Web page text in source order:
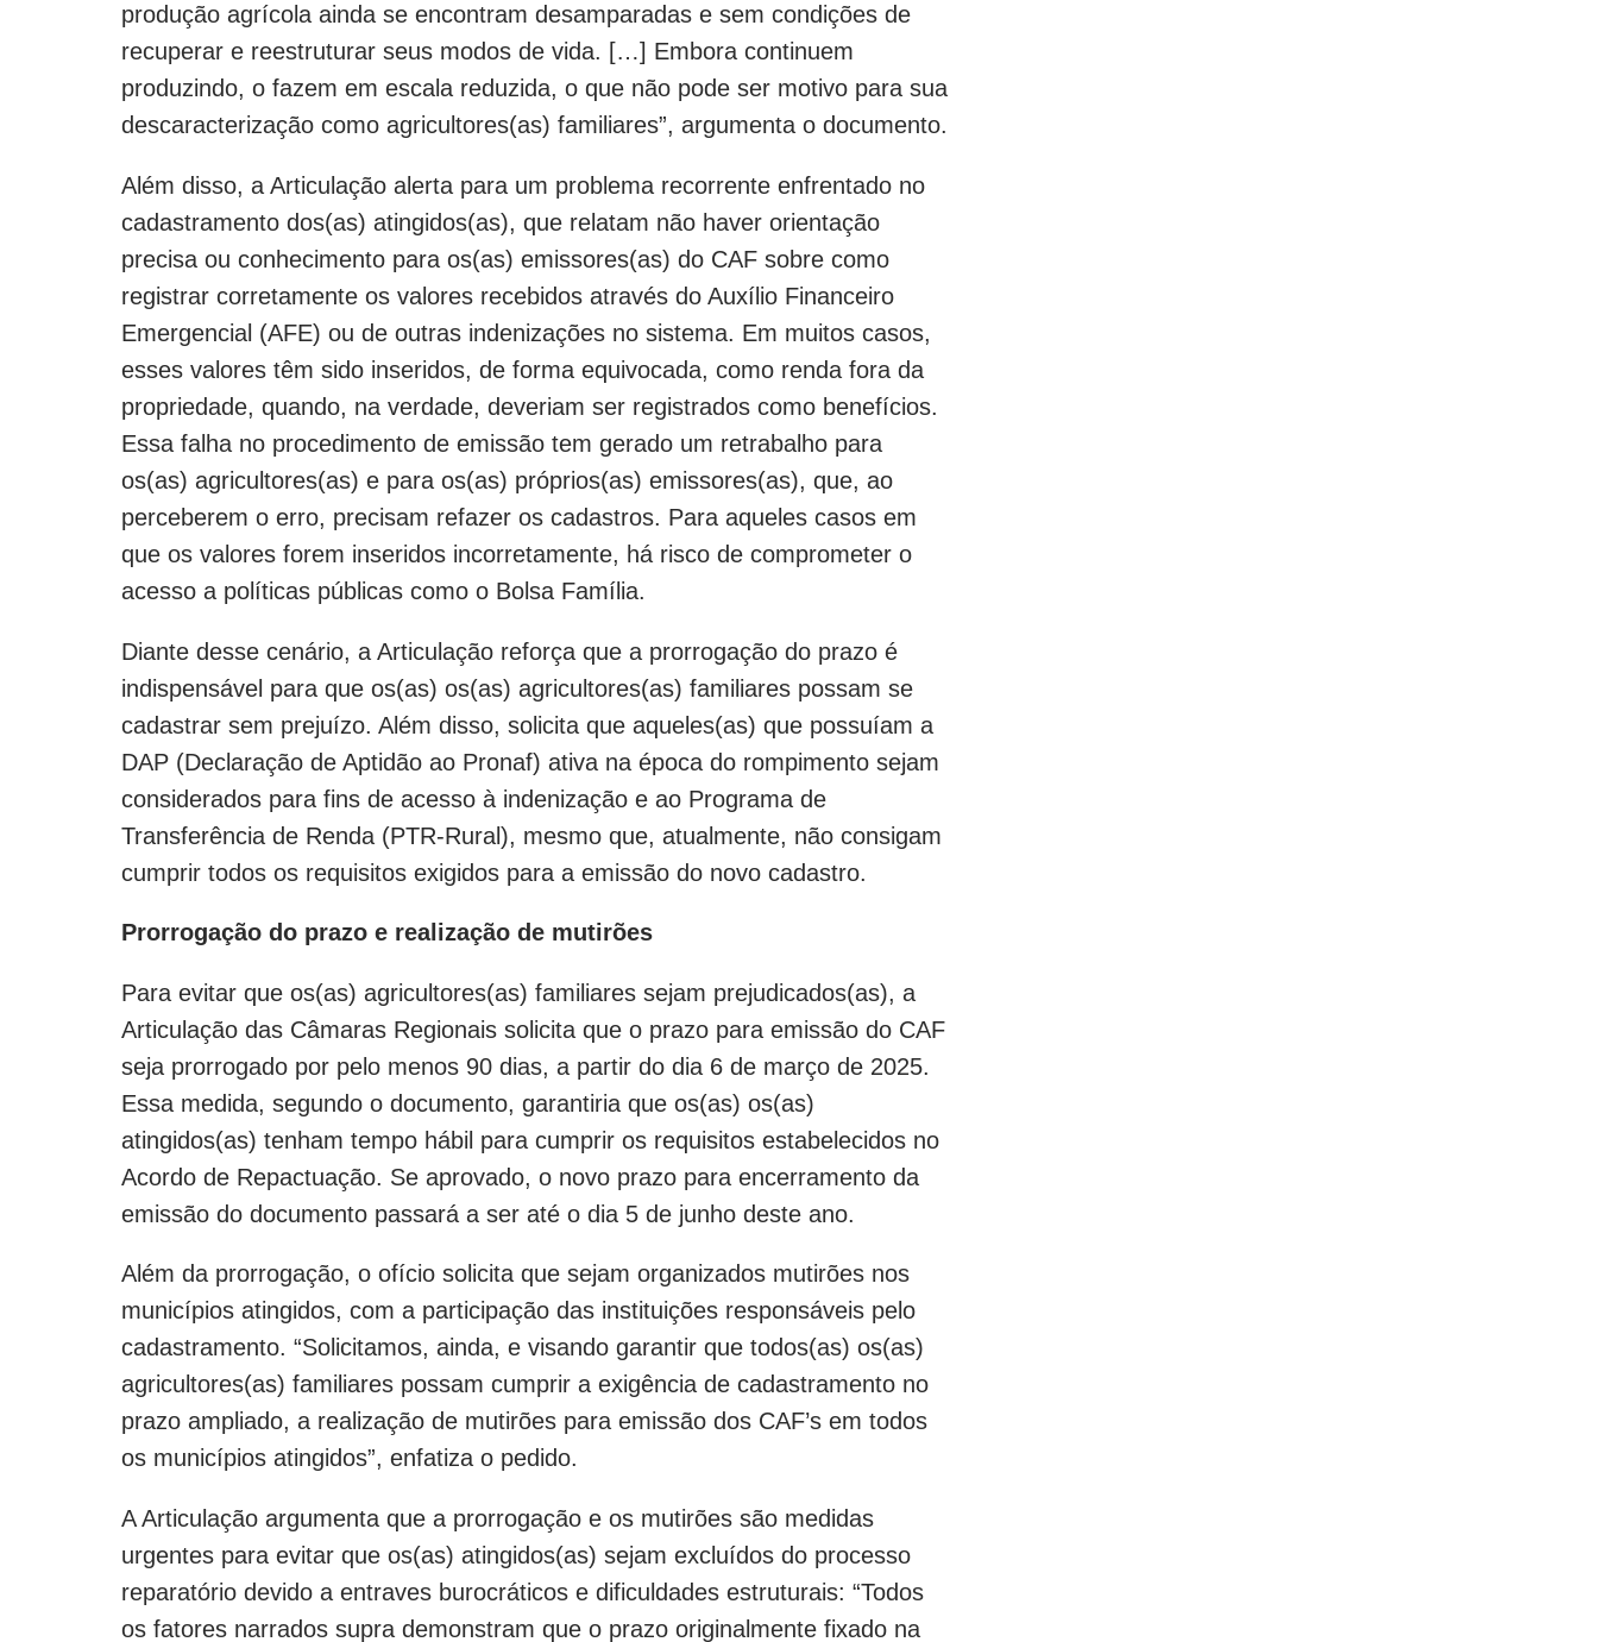
produção agrícola ainda se encontram desamparadas e sem condições de
recuperar e reestruturar seus modos de vida. […] Embora continuem
produzindo, o fazem em escala reduzida, o que não pode ser motivo para sua
descaracterização como agricultores(as) familiares”, argumenta o documento.
Além disso, a Articulação alerta para um problema recorrente enfrentado no
cadastramento dos(as) atingidos(as), que relatam não haver orientação
precisa ou conhecimento para os(as) emissores(as) do CAF sobre como
registrar corretamente os valores recebidos através do Auxílio Financeiro
Emergencial (AFE) ou de outras indenizações no sistema. Em muitos casos,
esses valores têm sido inseridos, de forma equivocada, como renda fora da
propriedade, quando, na verdade, deveriam ser registrados como benefícios.
Essa falha no procedimento de emissão tem gerado um retrabalho para
os(as) agricultores(as) e para os(as) próprios(as) emissores(as), que, ao
perceberem o erro, precisam refazer os cadastros. Para aqueles casos em
que os valores forem inseridos incorretamente, há risco de comprometer o
acesso a políticas públicas como o Bolsa Família.
Diante desse cenário, a Articulação reforça que a prorrogação do prazo é
indispensável para que os(as) os(as) agricultores(as) familiares possam se
cadastrar sem prejuízo. Além disso, solicita que aqueles(as) que possuíam a
DAP (Declaração de Aptidão ao Pronaf) ativa na época do rompimento sejam
considerados para fins de acesso à indenização e ao Programa de
Transferência de Renda (PTR-Rural), mesmo que, atualmente, não consigam
cumprir todos os requisitos exigidos para a emissão do novo cadastro.
Prorrogação do prazo e realização de mutirões
Para evitar que os(as) agricultores(as) familiares sejam prejudicados(as), a
Articulação das Câmaras Regionais solicita que o prazo para emissão do CAF
seja prorrogado por pelo menos 90 dias, a partir do dia 6 de março de 2025.
Essa medida, segundo o documento, garantiria que os(as) os(as)
atingidos(as) tenham tempo hábil para cumprir os requisitos estabelecidos no
Acordo de Repactuação. Se aprovado, o novo prazo para encerramento da
emissão do documento passará a ser até o dia 5 de junho deste ano.
Além da prorrogação, o ofício solicita que sejam organizados mutirões nos
municípios atingidos, com a participação das instituições responsáveis pelo
cadastramento. “Solicitamos, ainda, e visando garantir que todos(as) os(as)
agricultores(as) familiares possam cumprir a exigência de cadastramento no
prazo ampliado, a realização de mutirões para emissão dos CAF’s em todos
os municípios atingidos”, enfatiza o pedido.
A Articulação argumenta que a prorrogação e os mutirões são medidas
urgentes para evitar que os(as) atingidos(as) sejam excluídos do processo
reparatório devido a entraves burocráticos e dificuldades estruturais: “Todos
os fatores narrados supra demonstram que o prazo originalmente fixado na